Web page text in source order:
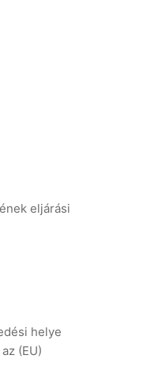
eljárási
helye
(EU)